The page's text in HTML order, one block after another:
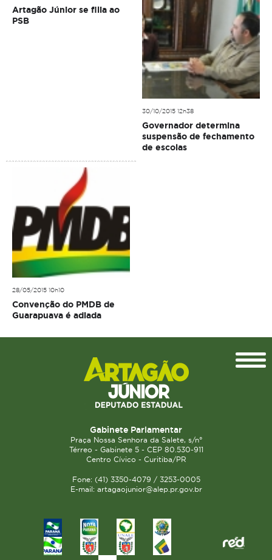
Artagão Júnior se filia ao
PSB
30/10/2015 12h38
Governador determina
suspensão de fechamento
de escolas
28/05/2015 10h10
Convenção do PMDB de
Guarapuava é adiada
Gabinete Parlamentar
Praça Nossa Senhora da Salete, s/n°
Térreo - Gabinete 5 - CEP 80.530-911
Centro Cívico - Curitiba/PR
Fone: (41) 3350-4079 / 3253-0005
E-mail: artagaojunior@alep.pr.gov.br